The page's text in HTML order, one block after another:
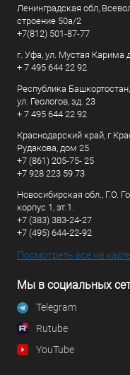
Ленинградская обл,
строение 50а/2
+7(812) 501-87-77
г. Уфа, ул. Мустая Карима
+ 7 495 644 22 92
Республика
ул. Геологов, зд. 23
+ 7 495 644 22 92
Краснодарский край, г
Рудакова, дом 25
+7 (861) 205-75- 25
+7 928 223 59 73
Новосибирская обл., Г.О.
корпус 1, эт.1.
+7 (383) 383-24-27
+7 (495) 644-22-92
Посмотреть все на
Мы в социальных
Telegram
Rutube
YouTube